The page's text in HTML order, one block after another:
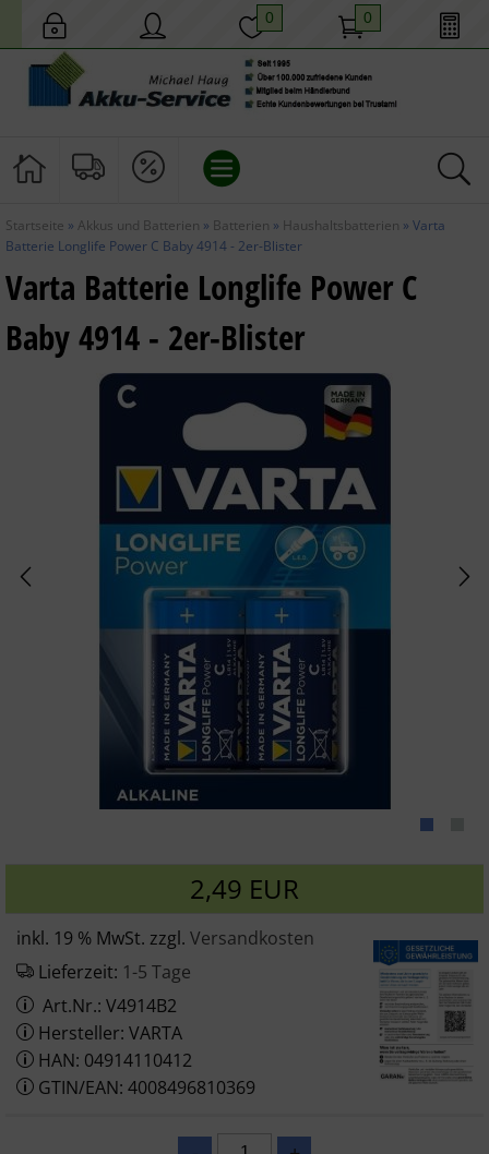
0 0
AKKUS UND BATTERIEN
HAUS UND GARTEN
MOBILES LICHT
Startseite » Akkus und Batterien » Batterien » Haushaltsbatterien » Varta
Batterie Longlife Power C Baby 4914 - 2er-Blister
Varta Batterie Longlife Power C
Baby 4914 - 2er-Blister
2,49 EUR
inkl. 19 % MwSt. zzgl. Versandkosten
Lieferzeit: 1-5 Tage
Art.Nr.: V4914B2
Hersteller: VARTA
HAN: 04914110412
GTIN/EAN: 4008496810369